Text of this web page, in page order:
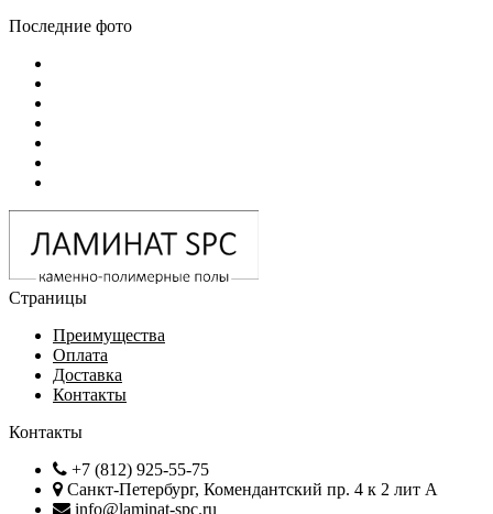
Последние фото
Страницы
Преимущества
Оплата
Доставка
Контакты
Контакты
+7 (812) 925-55-75
Санкт-Петербург, Комендантский пр. 4 к 2 лит А
info@laminat-spc.ru